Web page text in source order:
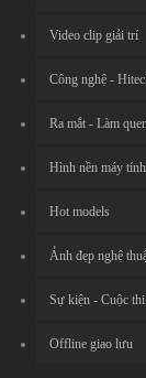
Video clip giải trí
Công nghệ -
Ra mắt - Làm
Hình nền máy tính
Hot models
Ảnh đẹp nghệ
Sự kiện - Cuộc thi
Offline giao lưu